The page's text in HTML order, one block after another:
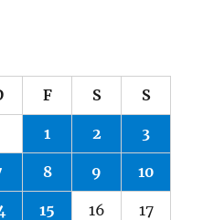
F S S
1 2 3
8 9 10
15 16 17